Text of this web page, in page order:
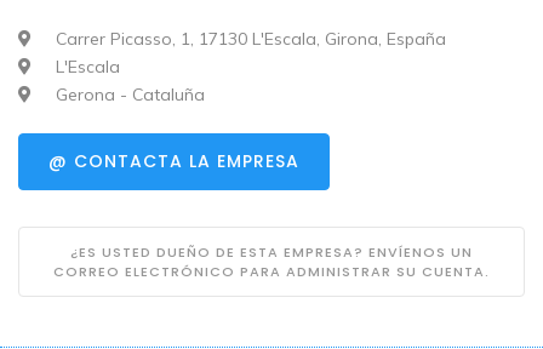
Carrer Picasso, 1, 17130 L'Escala, Girona, España
L'Escala
Gerona - Cataluña
@ CONTACTA LA EMPRESA
¿ES USTED DUEÑO DE ESTA EMPRESA? ENVÍENOS UN
CORREO ELECTRÓNICO PARA ADMINISTRAR SU CUENTA.